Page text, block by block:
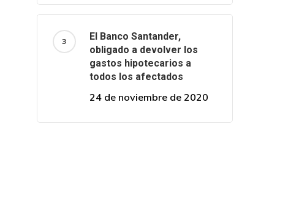
El Banco Santander,
obligado a devolver los
gastos hipotecarios a
todos los afectados
24 de noviembre de 2020